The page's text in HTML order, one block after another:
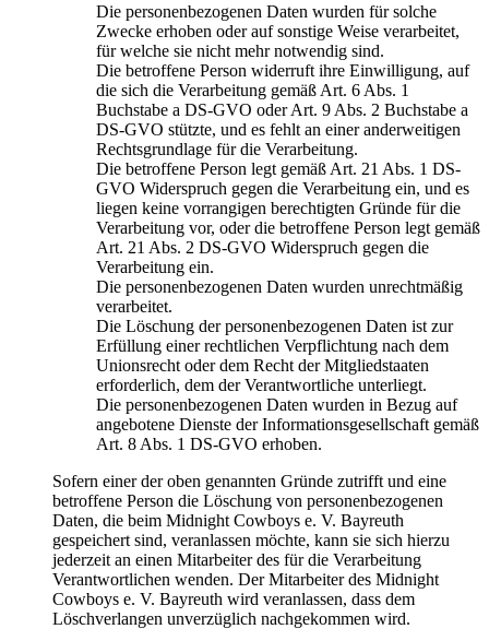
Die personenbezogenen Daten wurden für solche
Zwecke erhoben oder auf sonstige Weise verarbeitet,
für welche sie nicht mehr notwendig sind.
Die betroffene Person widerruft ihre Einwilligung, auf
die sich die Verarbeitung gemäß Art. 6 Abs. 1
Buchstabe a DS-GVO oder Art. 9 Abs. 2 Buchstabe a
DS-GVO stützte, und es fehlt an einer anderweitigen
Rechtsgrundlage für die Verarbeitung.
Die betroffene Person legt gemäß Art. 21 Abs. 1 DS-
GVO Widerspruch gegen die Verarbeitung ein, und es
liegen keine vorrangigen berechtigten Gründe für die
Verarbeitung vor, oder die betroffene Person legt gemäß
Art. 21 Abs. 2 DS-GVO Widerspruch gegen die
Verarbeitung ein.
Die personenbezogenen Daten wurden unrechtmäßig
verarbeitet.
Die Löschung der personenbezogenen Daten ist zur
Erfüllung einer rechtlichen Verpflichtung nach dem
Unionsrecht oder dem Recht der Mitgliedstaaten
erforderlich, dem der Verantwortliche unterliegt.
Die personenbezogenen Daten wurden in Bezug auf
angebotene Dienste der Informationsgesellschaft gemäß
Art. 8 Abs. 1 DS-GVO erhoben.
Sofern einer der oben genannten Gründe zutrifft und eine
betroffene Person die Löschung von personenbezogenen
Daten, die beim Midnight Cowboys e. V. Bayreuth
gespeichert sind, veranlassen möchte, kann sie sich hierzu
jederzeit an einen Mitarbeiter des für die Verarbeitung
Verantwortlichen wenden. Der Mitarbeiter des Midnight
Cowboys e. V. Bayreuth wird veranlassen, dass dem
Löschverlangen unverzüglich nachgekommen wird.